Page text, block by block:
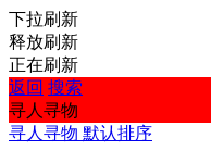
下拉刷新
释放刷新
正在刷新
返回 搜索
寻人寻物
寻人寻物 默认排序